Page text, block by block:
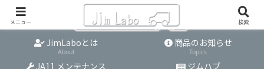
JimLaboとは
About
商品のお知らせ
Topics
JA11 メンテナンス ジムハブ
メニュー 検索